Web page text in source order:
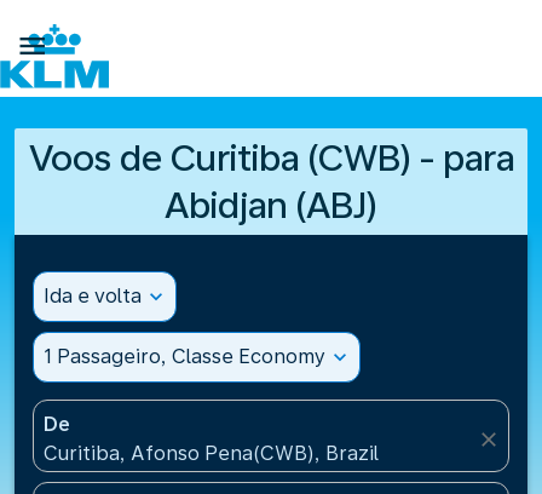

Voos de Curitiba (CWB) - para
Abidjan (ABJ)
Ida e volta expand_more
1 Passageiro, Classe Economy expand_more
De
Curitiba, Afonso Pena(CWB), Brazil
close